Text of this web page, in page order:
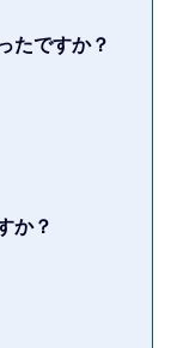
たですか？
か？